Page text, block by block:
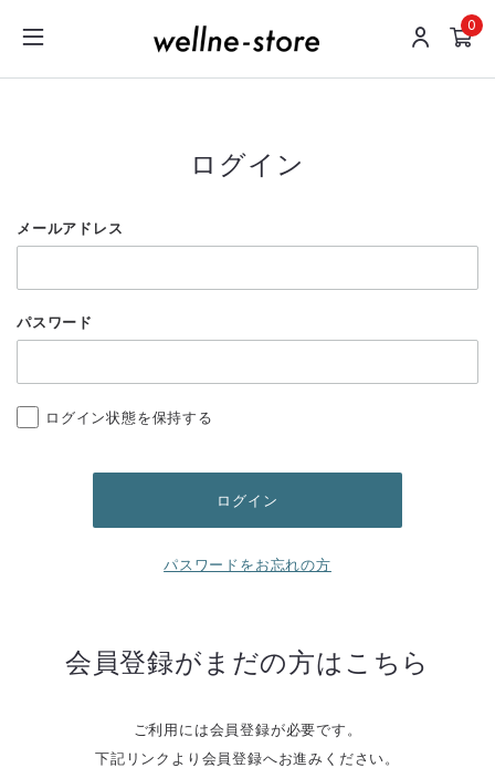
0
ログイン
メールアドレス
パスワード
ログイン状態を保持する
パスワードをお忘れの方
会員登録がまだの方はこちら
ご利用には会員登録が必要です。
下記リンクより会員登録へお進みください。